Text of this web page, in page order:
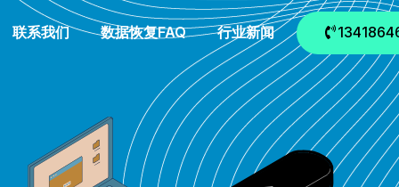
联系我们 数据恢复FAQ 行业新闻